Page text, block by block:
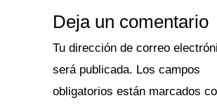
Deja un comentario
Tu dirección de correo
será publicada. Los campos
obligatorios están marcados